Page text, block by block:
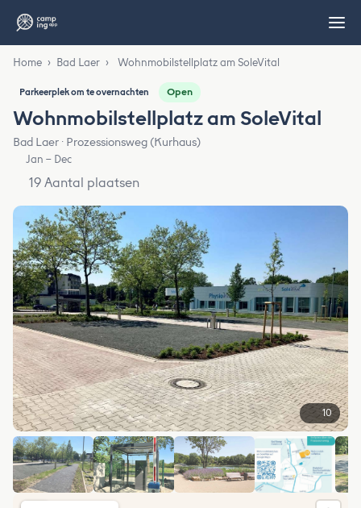
Home › Bad Laer › Wohnmobilstellplatz am SoleVital
Parkeerplek om te overnachten Open
Wohnmobilstellplatz am SoleVital
Bad Laer · Prozessionsweg (Kurhaus)
Jan – Dec
19 Aantal plaatsen
10